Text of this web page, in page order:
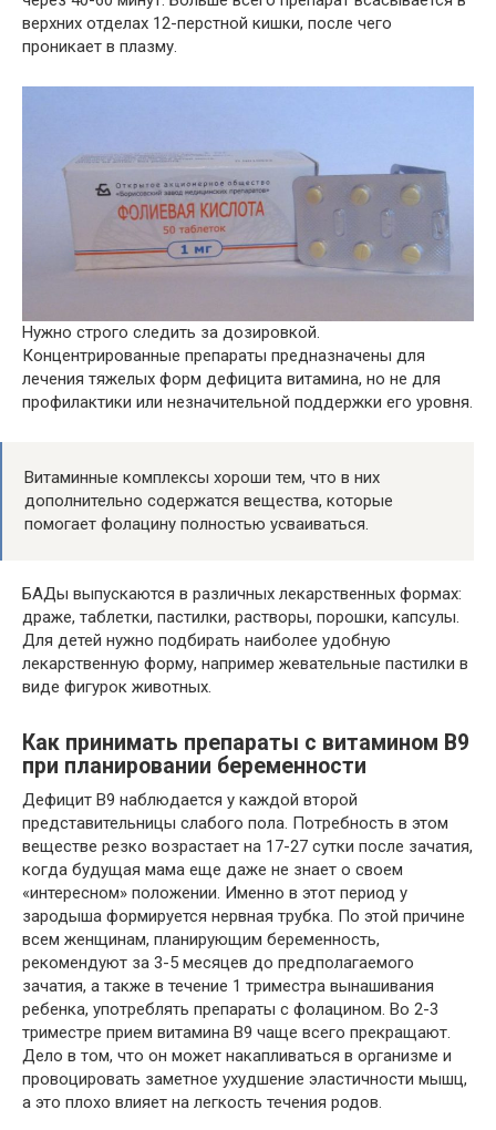
верхних отделах 12-перстной кишки, после чего
проникает в плазму.
Нужно строго следить за дозировкой.
Концентрированные препараты предназначены для
лечения тяжелых форм дефицита витамина, но не для
профилактики или незначительной поддержки его уровня.
Витаминные комплексы хороши тем, что в них
дополнительно содержатся вещества, которые
помогает фолацину полностью усваиваться.
БАДы выпускаются в различных лекарственных формах:
драже, таблетки, пастилки, растворы, порошки, капсулы.
Для детей нужно подбирать наиболее удобную
лекарственную форму, например жевательные пастилки в
виде фигурок животных.
Как принимать препараты с витамином B9
при планировании беременности
Дефицит В9 наблюдается у каждой второй
представительницы слабого пола. Потребность в этом
веществе резко возрастает на 17-27 сутки после зачатия,
когда будущая мама еще даже не знает о своем
«интересном» положении. Именно в этот период у
зародыша формируется нервная трубка. По этой причине
всем женщинам, планирующим беременность,
рекомендуют за 3-5 месяцев до предполагаемого
зачатия, а также в течение 1 триместра вынашивания
ребенка, употреблять препараты с фолацином. Во 2-3
триместре прием витамина В9 чаще всего прекращают.
Дело в том, что он может накапливаться в организме и
провоцировать заметное ухудшение эластичности мышц,
а это плохо влияет на легкость течения родов.